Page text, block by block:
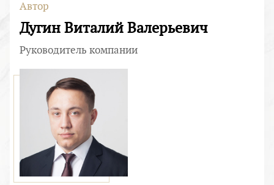
Автор
Дугин Виталий Валерьевич
Руководитель компании